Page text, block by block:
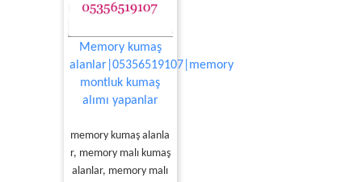
Memory kumaş
alanlar|05356519107|memory
montluk kumaş
alımı yapanlar
memory kumaş alanla
r, memory malı kumaş
alanlar, memory malı